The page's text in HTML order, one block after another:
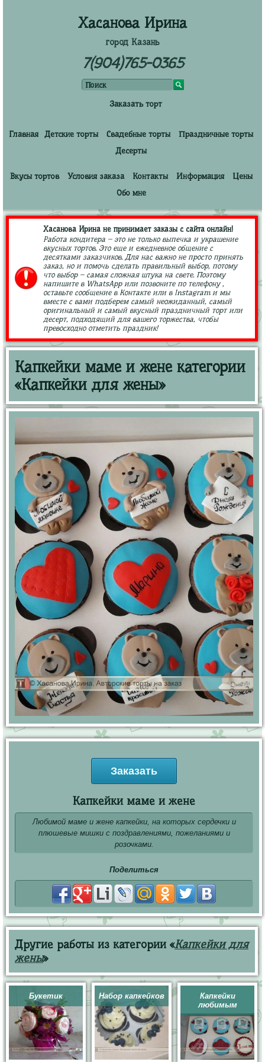
Хасанова Ирина
город Казань
7(904)765-0365
Заказать торт
Главная Детские торты Свадебные торты
Праздничные торты
Десерты
Вкусы тортов Условия заказа Контакты Информация
Цены
Обо мне
Хасанова Ирина не принимает заказы с сайта онлайн!
Работа кондитера – это не только выпечка и украшение
вкусных тортов. Это еще и ежедневное общение с
десятками заказчиков. Для нас важно не просто принять
заказ, но и помочь сделать правильный выбор, потому
что выбор – самая сложная штука на свете. Поэтому
напишите в WhatsApp или позвоните по телефону ,
оставьте сообщение в Контакте или в Instagram и мы
вместе с вами подберем самый неожиданный, самый
оригинальный и самый вкусный праздничный торт или
десерт, подходящий для вашего торжества, чтобы
превосходно отметить праздник!
Капкейки маме и жене категории
«Капкейки для жены»
Заказать
Капкейки маме и жене
Любимой маме и жене капкейки, на которых сердечки и
плюшевые мишки с поздравлениями, пожеланиями и
розочками.
Поделиться
Другие работы из категории «Капкейки для
жены»
Букетик Набор капкейков
Капкейки
любимым